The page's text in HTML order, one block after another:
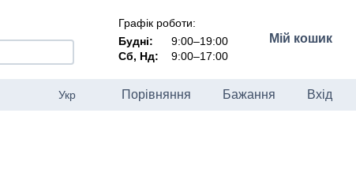
Графік роботи:
Будні:
9:00–19:00
Сб, Нд:
9:00–17:00
Мій кошик
Укр Порівняння Бажання Вхід